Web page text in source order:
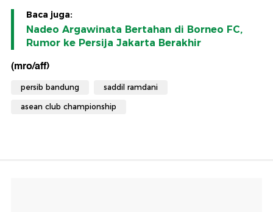
Baca juga:
Nadeo Argawinata Bertahan di Borneo FC,
Rumor ke Persija Jakarta Berakhir
(mro/aff)
persib bandung saddil ramdani
asean club championship